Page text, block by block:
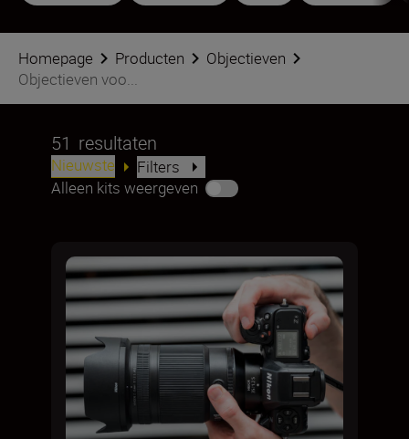
Homepage Producten
Objectieven
Objectieven voo...
51 resultaten
Nieuwste
Filters
Alleen kits weergeven